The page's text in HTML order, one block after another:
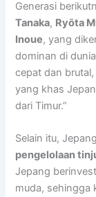
Generasi
Tanaka, Ryōta
Inoue, yang
dominan di
cepat dan
yang khas
dari Timur.”
Selain itu,
pengelolaan
Jepang
muda, sehingga